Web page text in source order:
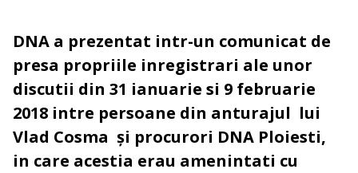
DNA a prezentat intr-un comunicat de
presa propriile inregistrari ale unor
discutii din 31 ianuarie si 9 februarie
2018 intre persoane din anturajul lui
Vlad Cosma și procurori DNA Ploiesti,
in care acestia erau amenintati cu